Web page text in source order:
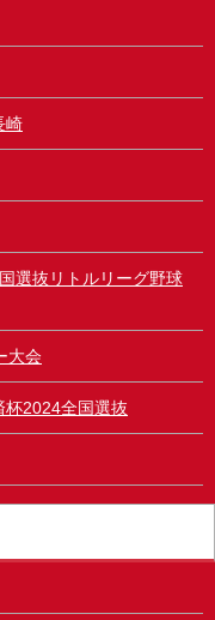
崎
選抜リトルリーグ野球
大会
2024全国選抜